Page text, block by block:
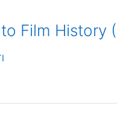
Film History